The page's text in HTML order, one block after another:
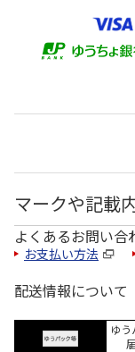
マークや記載
よくあるお問い合
お支払い方法
配送情報について
ゆ